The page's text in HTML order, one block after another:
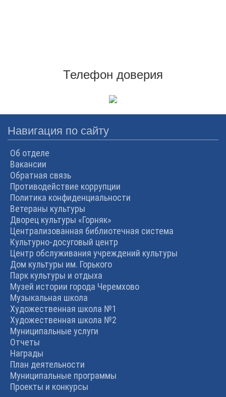
Телефон доверия
Навигация по сайту
Об отделе
Вакансии
Обратная связь
Противодействие коррупции
Политика конфиденциальности
Ветераны культуры
Дворец культуры «Горняк»
Централизованная библиотечная система
Культурно-досуговый центр
Центр обслуживания учреждений культуры
Дом культуры им. Горького
Парк культуры и отдыха
Музей истории города Черемхово
Музыкальная школа
Художественная школа №1
Художественная школа №2
Муниципальные услуги
Отчеты
Награды
План деятельности
Муниципальные программы
Проекты и конкурсы